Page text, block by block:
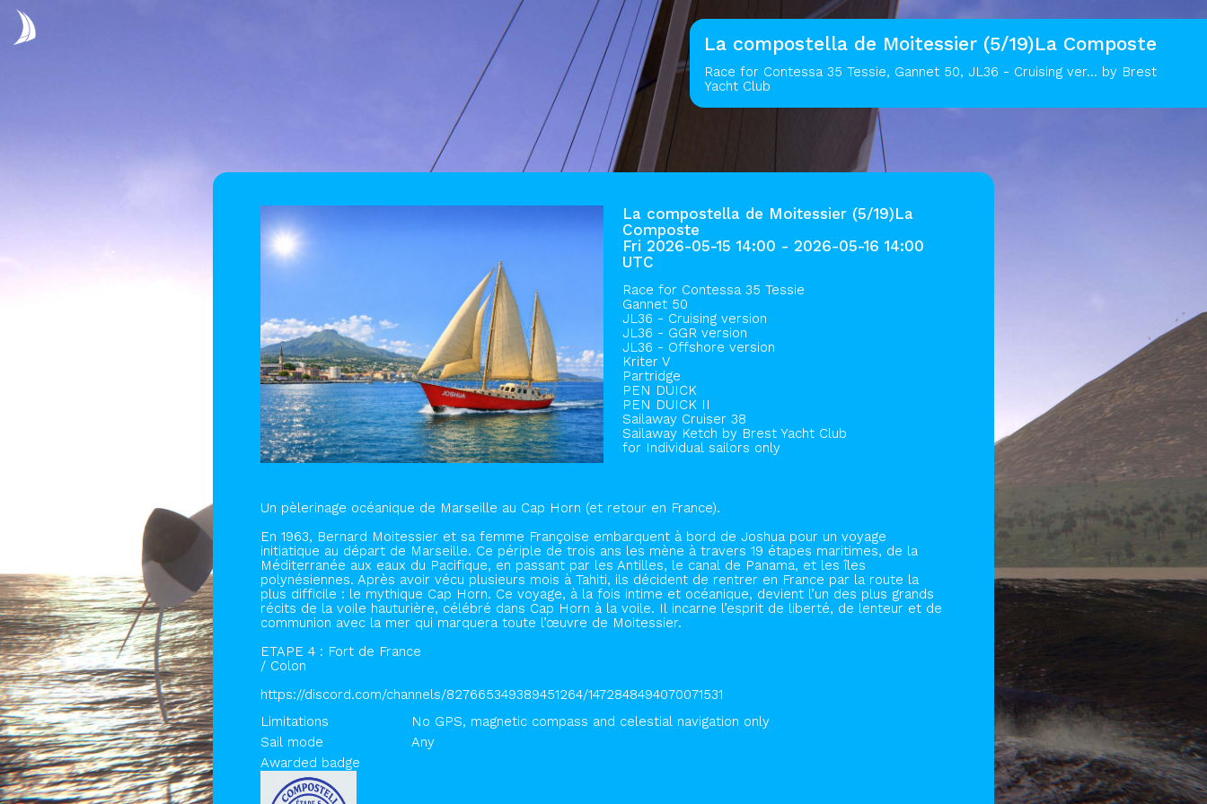
La compostella de Moitessier (5/19)La Composte
Race for Contessa 35 Tessie, Gannet 50, JL36 - Cruising ver... by Brest
Yacht Club
La compostella de Moitessier (5/19)La
Composte
Fri 2026-05-15 14:00 - 2026-05-16 14:00
UTC
Race for Contessa 35 Tessie
Gannet 50
JL36 - Cruising version
JL36 - GGR version
JL36 - Offshore version
Kriter V
Partridge
PEN DUICK
PEN DUICK II
Sailaway Cruiser 38
Sailaway Ketch by Brest Yacht Club
for Individual sailors only
Un pèlerinage océanique de Marseille au Cap Horn (et retour en France).
En 1963, Bernard Moitessier et sa femme Françoise embarquent à bord de Joshua pour un voyage
initiatique au départ de Marseille. Ce périple de trois ans les mène à travers 19 étapes maritimes, de la
Méditerranée aux eaux du Pacifique, en passant par les Antilles, le canal de Panama, et les îles
polynésiennes. Après avoir vécu plusieurs mois à Tahiti, ils décident de rentrer en France par la route la
plus difficile : le mythique Cap Horn. Ce voyage, à la fois intime et océanique, devient l’un des plus grands
récits de la voile hauturière, célébré dans Cap Horn à la voile. Il incarne l’esprit de liberté, de lenteur et de
communion avec la mer qui marquera toute l’œuvre de Moitessier.
ETAPE 4 : Fort de France
/ Colon
https://discord.com/channels/827665349389451264/1472848494070071531
Limitations
No GPS, magnetic compass and celestial navigation only
Sail mode
Any
Awarded badge